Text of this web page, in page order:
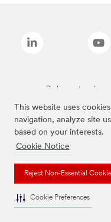
This website uses
navigation, analyze site
based on your interests.
Cookie Notice
Reject Non-Essential
Cookie Preferences
De bovenstaande